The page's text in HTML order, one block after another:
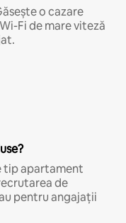
o cazare
Fi de mare viteză
tip apartament
de
pentru angajații